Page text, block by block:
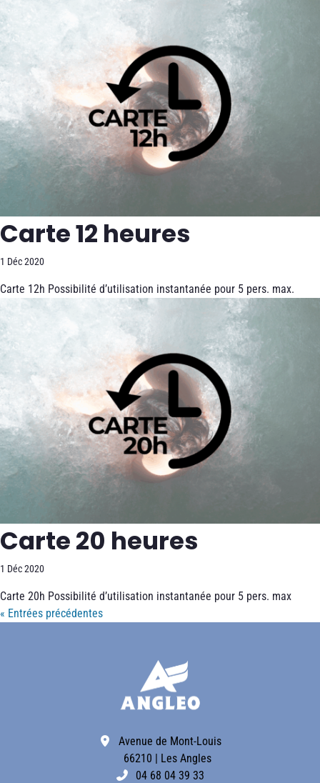
Carte 12 heures
1 Déc 2020
Carte 12h Possibilité d’utilisation instantanée pour 5 pers. max.
Carte 20 heures
1 Déc 2020
Carte 20h Possibilité d’utilisation instantanée pour 5 pers. max
« Entrées précédentes
Avenue de Mont-Louis
66210 | Les Angles
04 68 04 39 33